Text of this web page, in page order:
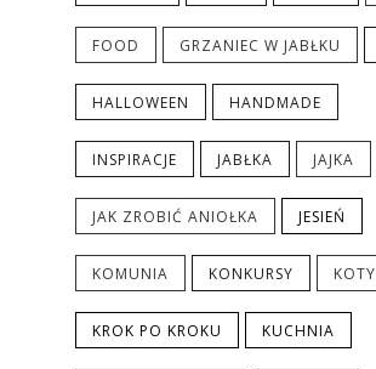
FOOD GRZANIEC W JABŁKU
HALLOWEEN HANDMADE
INSPIRACJE JABŁKA JAJKA
JAK ZROBIĆ ANIOŁKA JESIEŃ
KOMUNIA KONKURSY KOTY
KROK PO KROKU KUCHNIA